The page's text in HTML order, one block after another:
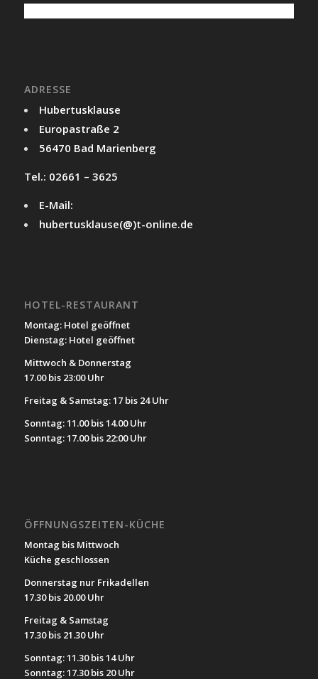
ADRESSE
Hubertusklause
Europastraße 2
56470 Bad Marienberg
Tel.: 02661 – 3625
E-Mail:
hubertusklause(@)t-online.de
HOTEL-RESTAURANT
Montag: Hotel geöffnet
Dienstag: Hotel geöffnet
Mittwoch & Donnerstag
17.00 bis 23:00 Uhr
Freitag & Samstag: 17 bis 24 Uhr
Sonntag: 11.00 bis 14.00 Uhr
Sonntag: 17.00 bis 22:00 Uhr
ÖFFNUNGSZEITEN-KÜCHE
Montag bis Mittwoch
Küche geschlossen
Donnerstag nur Frikadellen
17.30 bis 20.00 Uhr
Freitag & Samstag
17.30 bis 21.30 Uhr
Sonntag: 11.30 bis 14 Uhr
Sonntag: 17.30 bis 20 Uhr